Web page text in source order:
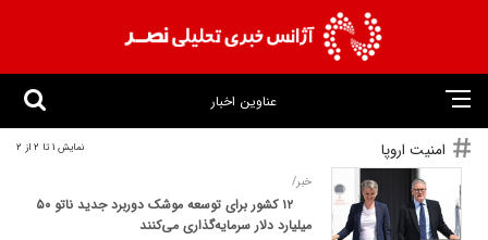
عناوین اخبار
امنیت اروپا نمایش 1 تا 2 از 2
خبر/
۱۲ کشور برای توسعه موشک دوربرد جدید ناتو ۵۰
میلیارد دلار سرمایه‌گذاری می‌کنند